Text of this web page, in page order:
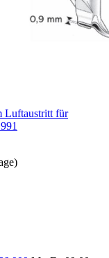
Luftaustritt für